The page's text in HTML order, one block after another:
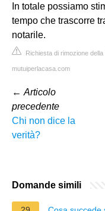
In totale possiamo
tempo che trascorre
notarile.
Richiesta di rimozione della
mutuiperlacasa.com
← Articolo
precedente
Chi non dice la
verità?
Domande simili